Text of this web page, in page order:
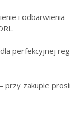
i odbarwienia
perfekcyjnej
przy zakupie